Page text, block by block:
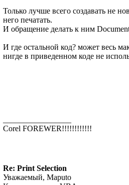
Только лучше всего создавать не
него печатать.
И обращение делать к ним
И где остальной код? может весь
нигде в приведенном коде не
Corel FOREWER!!!!!!!!!!!!
Re: Print Selection
Уважаемый, Maputo